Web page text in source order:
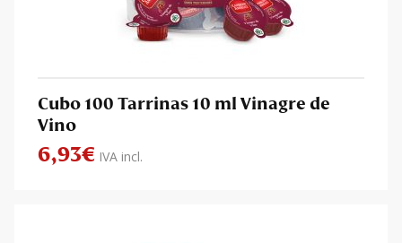
Cubo 100 Tarrinas 10 ml Vinagre de
Vino
6,93€ IVA incl.